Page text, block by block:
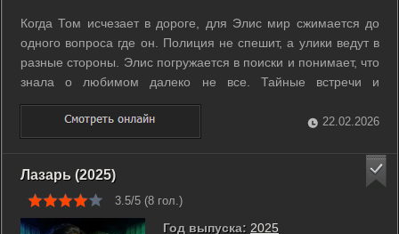
Когда Том исчезает в дороге, для Элис мир сжимается до
одного вопроса где он. Полиция не спешит, а улики ведут в
разные стороны. Элис погружается в поиски и понимает, что
знала о любимом далеко не все. Тайные встречи и
подозрительные сделки всплывают одна за другой. По мере
расследования она оказывается втянута в рискованную
игру, где каждый шаг ...
22.02.2026
Лазарь (2025)
3.5/5 (8 гол.)
Год выпуска: 2025